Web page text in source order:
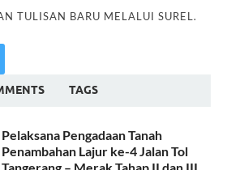
TULISAN BARU MELALUI SUREL.
TAGS
Pelaksana Pengadaan Tanah
Penambahan Lajur ke-4 Jalan Tol